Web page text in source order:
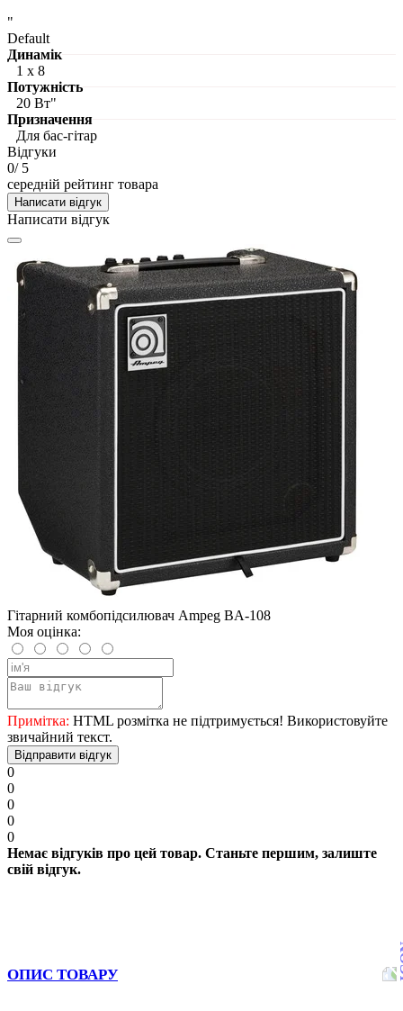
"
Default
Динамік
1 х 8
Потужність
20 Вт"
Призначення
Для бас-гітар
Відгуки
0/ 5
середній рейтинг товара
Написати відгук
Написати відгук
Гітарний комбопідсилювач Ampeg BA-108
Моя оцінка:
Примітка: HTML розмітка не підтримується! Використовуйте
звичайний текст.
Відправити відгук
0
0
0
0
0
Немає відгуків про цей товар. Станьте першим, залиште
свій відгук.
ОПИС ТОВАРУ